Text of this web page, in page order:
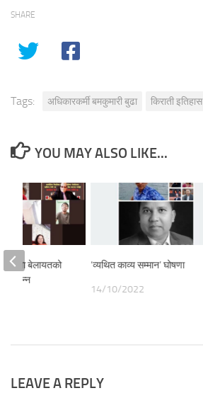
SHARE
Tags: अधिकारकर्मी बमकुमारी बुढा किराती इतिहास
YOU MAY ALSO LIKE...
‘व्यथित काव्य सम्मान’ घोषणा
14/10/2022
शाखा बेलायतको
सम्पन्न
LEAVE A REPLY